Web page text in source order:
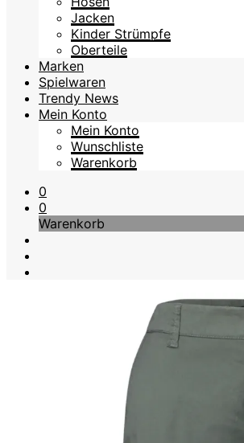
Jacken
Kinder Strümpfe
Oberteile
Marken
Spielwaren
Trendy News
Mein Konto
Mein Konto
Wunschliste
Warenkorb
0
0
Warenkorb